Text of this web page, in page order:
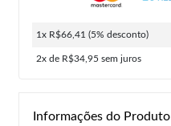
1x R$66,41 (5% desconto)
2x de R$34,95 sem juros
Informações do Produto